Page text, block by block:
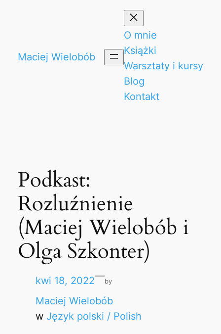
Maciej Wielobób
O mnie
Książki
Warsztaty i kursy
Blog
Kontakt
Podkast:
Rozluźnienie
(Maciej Wielobób i
Olga Szkonter)
kwi 18, 2022—by
Maciej Wielobób
w Język polski / Polish